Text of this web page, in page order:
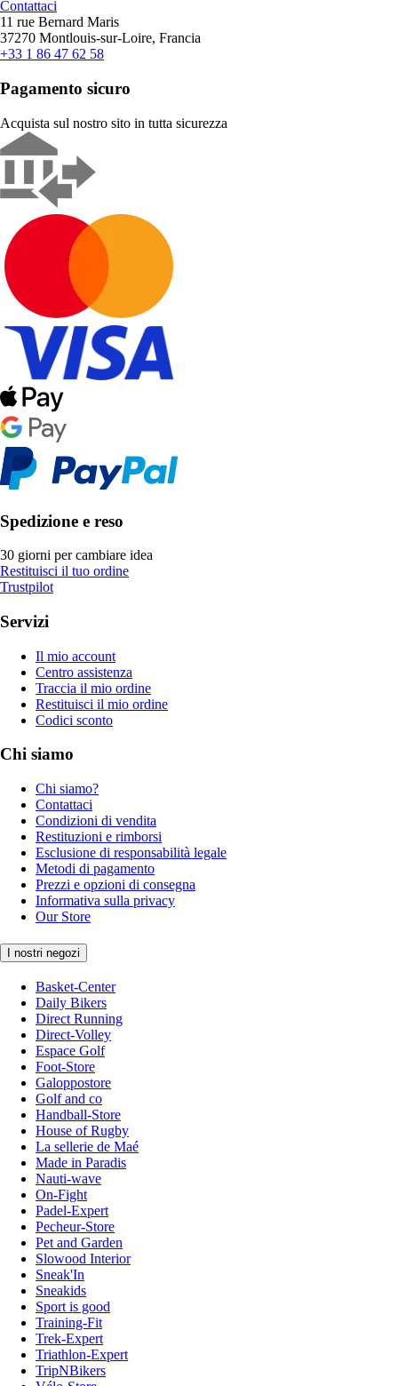
Contattaci
11 rue Bernard Maris
37270 Montlouis-sur-Loire, Francia
+33 1 86 47 62 58
Pagamento sicuro
Acquista sul nostro sito in tutta sicurezza
Spedizione e reso
30 giorni per cambiare idea
Restituisci il tuo ordine
Trustpilot
Servizi
Il mio account
Centro assistenza
Traccia il mio ordine
Restituisci il mio ordine
Codici sconto
Chi siamo
Chi siamo?
Contattaci
Condizioni di vendita
Restituzioni e rimborsi
Esclusione di responsabilità legale
Metodi di pagamento
Prezzi e opzioni di consegna
Informativa sulla privacy
Our Store
I nostri negozi
Basket-Center
Daily Bikers
Direct Running
Direct-Volley
Espace Golf
Foot-Store
Galoppostore
Golf and co
Handball-Store
House of Rugby
La sellerie de Maé
Made in Paradis
Nauti-wave
On-Fight
Padel-Expert
Pecheur-Store
Pet and Garden
Slowood Interior
Sneak'In
Sneakids
Sport is good
Training-Fit
Trek-Expert
Triathlon-Expert
TripNBikers